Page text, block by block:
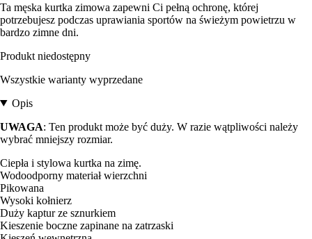
Ta męska kurtka zimowa zapewni Ci pełną ochronę, której
potrzebujesz podczas uprawiania sportów na świeżym powietrzu w
bardzo zimne dni.
Produkt niedostępny
Wszystkie warianty wyprzedane
Opis
UWAGA: Ten produkt może być duży. W razie wątpliwości należy
wybrać mniejszy rozmiar.
Ciepła i stylowa kurtka na zimę.
Wodoodporny materiał wierzchni
Pikowana
Wysoki kołnierz
Duży kaptur ze sznurkiem
Kieszenie boczne zapinane na zatrzaski